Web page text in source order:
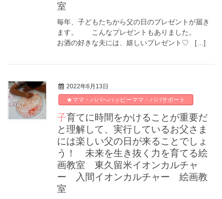
室
毎年、子どもたちから父の日のプレゼントが届き
ます。 こんなプレゼントもありました。
お酒の好きな夫には、嬉しいプレゼント♡ […]
2022年6月13日
★ママ・パパへハッピーママ・パパサポート
子育てに時間をかけることが重要だ
と理解して、実行しているお父さま
には楽しい父の日が来ることでしょ
う！ 未来を生き抜く力を育てる絵
画教室 東久留米イオンカルチャ
ー 入間イオンカルチャー 絵画教
室